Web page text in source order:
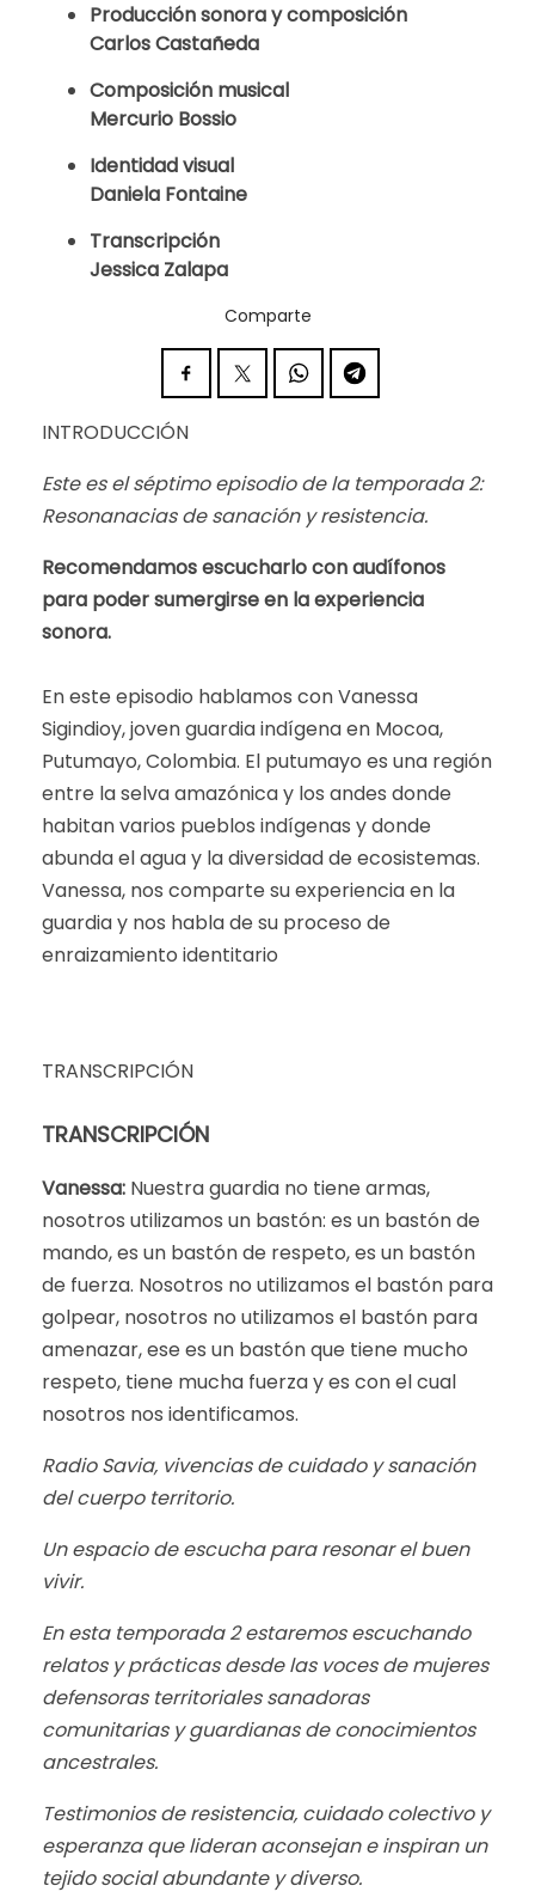
Producción sonora y composición
Carlos Castañeda
Composición musical
Mercurio Bossio
Identidad visual
Daniela Fontaine
Transcripción
Jessica Zalapa
Comparte
INTRODUCCIÓN
Este es el séptimo episodio de la temporada 2:
Resonanacias de sanación y resistencia.
Recomendamos escucharlo con audífonos
para poder sumergirse en la experiencia
sonora.
En este episodio hablamos con Vanessa
Sigindioy, joven guardia indígena en Mocoa,
Putumayo, Colombia. El putumayo es una región
entre la selva amazónica y los andes donde
habitan varios pueblos indígenas y donde
abunda el agua y la diversidad de ecosistemas.
Vanessa, nos comparte su experiencia en la
guardia y nos habla de su proceso de
enraizamiento identitario
TRANSCRIPCIÓN
TRANSCRIPCIÓN
Vanessa: Nuestra guardia no tiene armas,
nosotros utilizamos un bastón: es un bastón de
mando, es un bastón de respeto, es un bastón
de fuerza. Nosotros no utilizamos el bastón para
golpear, nosotros no utilizamos el bastón para
amenazar, ese es un bastón que tiene mucho
respeto, tiene mucha fuerza y es con el cual
nosotros nos identificamos.
Radio Savia, vivencias de cuidado y sanación
del cuerpo territorio.
Un espacio de escucha para resonar el buen
vivir.
En esta temporada 2 estaremos escuchando
relatos y prácticas desde las voces de mujeres
defensoras territoriales sanadoras
comunitarias y guardianas de conocimientos
ancestrales.
Testimonios de resistencia, cuidado colectivo y
esperanza que lideran aconsejan e inspiran un
tejido social abundante y diverso.